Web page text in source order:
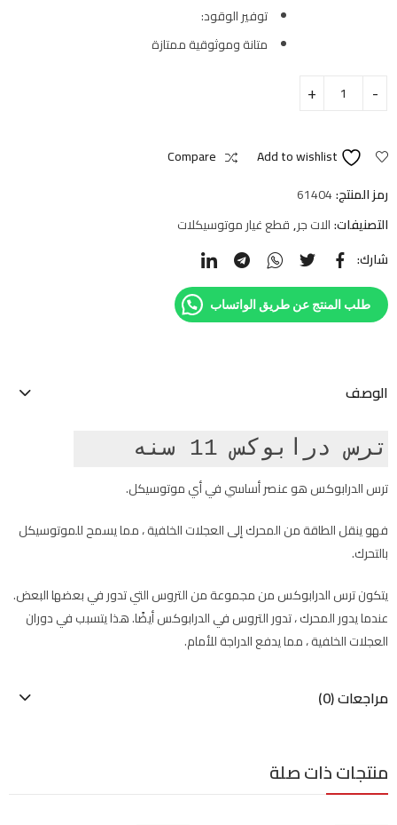
توفير الوقود:
متانة وموثوقية ممتازة
Add to wishlist
Compare
رمز المنتج:61404
التصنيفات:الات جر,قطع غيار موتوسيكلات
شارك:
طلب المنتج عن طريق الواتساب
الوصف
ترس درابوكس 11 سنه
ترس الدرابوكس هو عنصر أساسي في أي موتوسيكل.
فهو ينقل الطاقة من المحرك إلى العجلات الخلفية ، مما يسمح للموتوسيكل
بالتحرك.
يتكون ترس الدرابوكس من مجموعة من التروس التي تدور في بعضها البعض.
عندما يدور المحرك ، تدور التروس في الدرابوكس أيضًا. هذا يتسبب في دوران
العجلات الخلفية ، مما يدفع الدراجة للأمام.
مراجعات (0)
منتجات ذات صلة